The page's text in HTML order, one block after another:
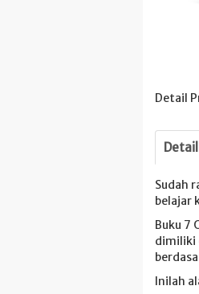
Detail
Detail
Sudah
belajar
Buku 7
dimiliki
Inilah